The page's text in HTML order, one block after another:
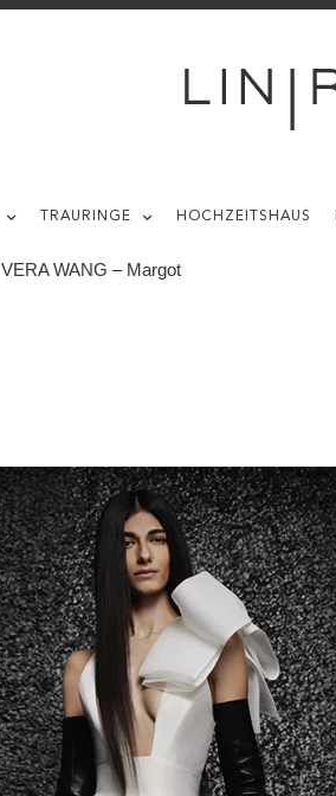
TRAURINGE HOCHZEITSHAUS
VERA WANG – Margot